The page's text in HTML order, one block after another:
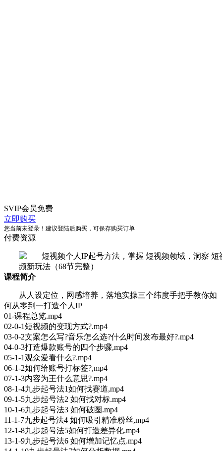
SVIP会员免费
立即购买
您当前未登录！建议登陆后购买，可保存购买订单
付费资源
课程简介
从人设定位，网感培养，落地实操三个纬度手把手教你如
何从零到一打造个人IP
01-课程总览.mp4
02-0-1短视频的变现方式?.mp4
03-0-2文案怎么写?音乐怎么选?什么时间发布最好?.mp4
04-0-3打造爆款账号的四个步骤,mp4
05-1-1观众爱看什么?.mp4
06-1-2如何给账号打标签?,mp4
07-1-3内容为王什么意思?.mp4
08-1-4九步起号法1如何找赛道,mp4
09-1-5九步起号法2 如何找对标.mp4
10-1-6九步起号法3 如何破圈.mp4
11-1-7九步起号法4 如何吸引精准粉丝,mp4
12-1-8九步起号法5如何打造差异化.mp4
13-1-9九步起号法6 如何增加记忆点.mp4